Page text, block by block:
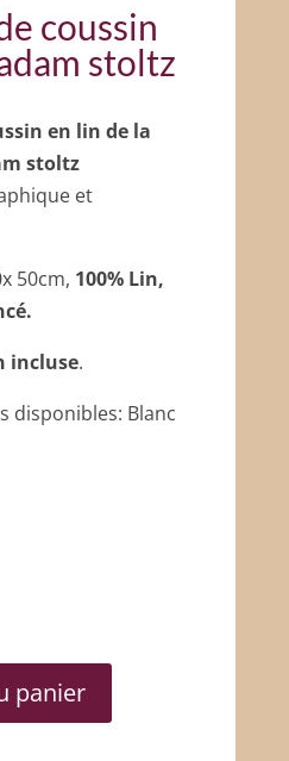
coussin
stoltz
en lin de la
stoltz
et
50cm, 100% Lin,
incluse.
disponibles: Blanc
panier